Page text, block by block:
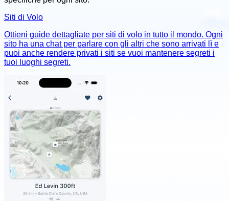
Siti di Volo
Ottieni guide dettagliate per siti di volo in tutto il mondo. Ogni
sito ha una chat per parlare con gli altri che sono arrivati lì e
puoi anche rendere privati i siti se vuoi mantenere segreti i
tuoi luoghi segreti.